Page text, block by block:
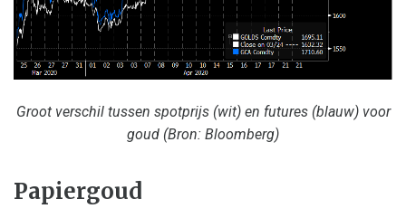
Groot verschil tussen spotprijs (wit) en futures (blauw) voor
goud (Bron: Bloomberg)
Papiergoud